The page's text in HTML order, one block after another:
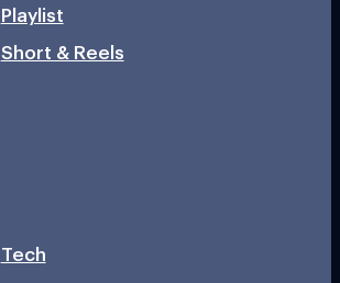
Playlist
Short & Reels
Tech